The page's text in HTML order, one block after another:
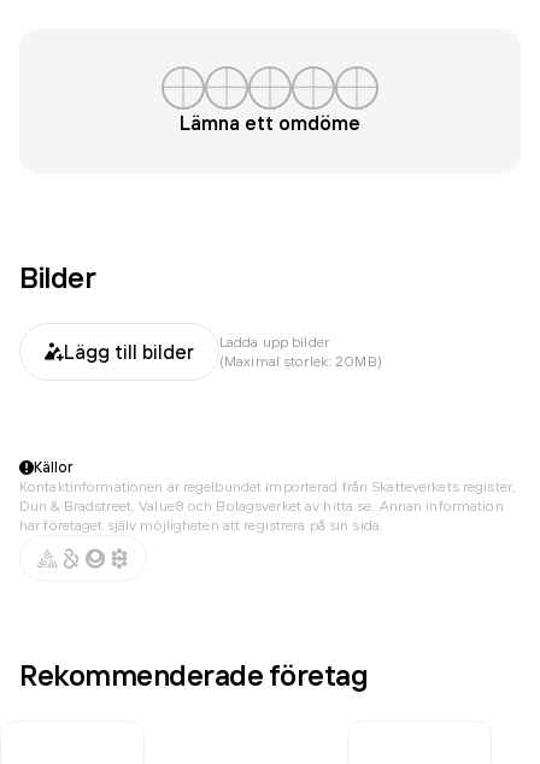
Lämna ett omdöme
Bilder
Lägg till bilder
Ladda upp bilder
(Maximal storlek: 20MB)
Källor
Kontaktinformationen är regelbundet importerad från Skatteverkets register,
Dun & Bradstreet, Value8 och Bolagsverket av hitta.se. Annan information
har företaget själv möjligheten att registrera på sin sida.
Rekommenderade företag